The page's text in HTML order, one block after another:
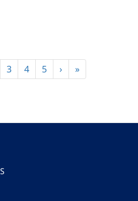
Página
3 Página
4 Página
5
Siguiente
página
›
Última
página
»